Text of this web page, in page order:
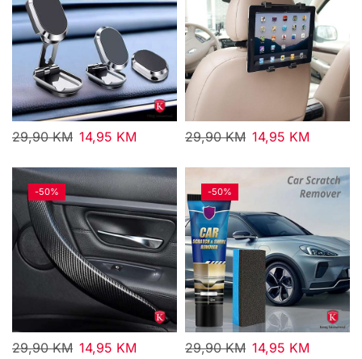
29,90KM 14,95 KM 29,90KM 14,95 KM
-50%
29,90KM 14,95 KM
-50%
29,90KM 14,95 KM